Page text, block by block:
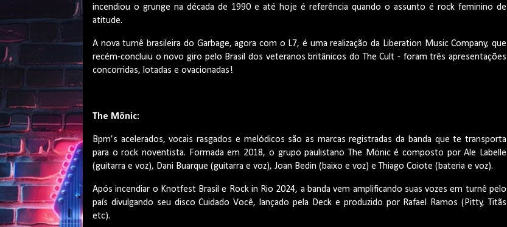
incendiou o grunge na década de 1990 e até hoje é referência quando o assunto é rock feminino de
atitude.
A nova turnê brasileira do Garbage, agora com o L7, é uma realização da Liberation Music Company, que
recém-concluiu o novo giro pelo Brasil dos veteranos britânicos do The Cult - foram três apresentações
concorridas, lotadas e ovacionadas!
The Mönic:
Bpm’s acelerados, vocais rasgados e melódicos são as marcas registradas da banda que te transporta
para o rock noventista. Formada em 2018, o grupo paulistano The Mönic é composto por Ale Labelle
(guitarra e voz), Dani Buarque (guitarra e voz), Joan Bedin (baixo e voz) e Thiago Coiote (bateria e voz).
Após incendiar o Knotfest Brasil e Rock in Rio 2024, a banda vem amplificando suas vozes em turnê pelo
país divulgando seu disco Cuidado Você, lançado pela Deck e produzido por Rafael Ramos (Pitty, Titãs
etc).